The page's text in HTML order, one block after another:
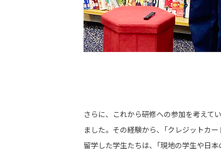
さらに、これから研修への参加を考えて
ました。その経験から、「クレジットカ
留学した学生たちは、「現地の学生や日